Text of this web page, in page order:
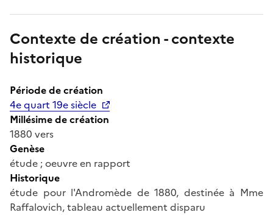
Contexte de création - contexte
historique
Période de création
4e quart 19e siècle
Millésime de création
1880 vers
Genèse
étude ; oeuvre en rapport
Historique
étude pour l'Andromède de 1880, destinée à Mme
Raffalovich, tableau actuellement disparu